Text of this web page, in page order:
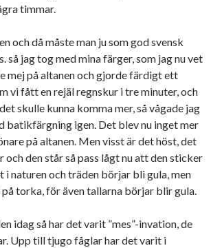
timmar.
och då måste man ju som god svensk
så jag tog med mina färger, som jag nu vet
mej på altanen och gjorde färdigt ett
vi fått en rejäl regnskur i tre minuter, och
skulle kunna komma mer, så vågade jag
batikfärgning igen. Det blev nu inget mer
på altanen. Men visst är det höst, det
och den står så pass lågt nu att den sticker
i naturen och träden börjar bli gula, men
torka, för även tallarna börjar blir gula.
idag så har det varit ”mes”-invation, de
Upp till tjugo fåglar har det varit i